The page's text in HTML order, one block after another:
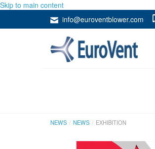
Skip to main content
info@euroventblower.com
NEWS NEWS EXHIBITION